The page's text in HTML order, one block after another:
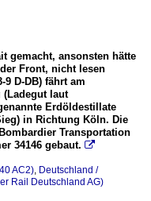
gemacht, ansonsten hätte
Front, nicht lesen
9 D-DB) fährt am
(Ladegut laut
Erdöldestillate
in Richtung Köln. Die
Transportation
34146 gebaut. 
AC2), Deutschland /
Rail Deutschland AG)